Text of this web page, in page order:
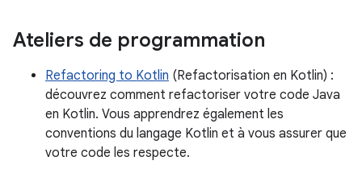
Ateliers de programmation
Refactoring to Kotlin (Refactorisation en Kotlin) :
découvrez comment refactoriser votre code Java
en Kotlin. Vous apprendrez également les
conventions du langage Kotlin et à vous assurer que
votre code les respecte.